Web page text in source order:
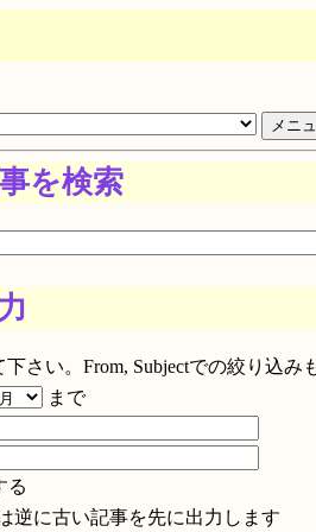
を検索
下さい。From, Subjectでの絞り込
まで
る
逆に古い記事を先に出力します